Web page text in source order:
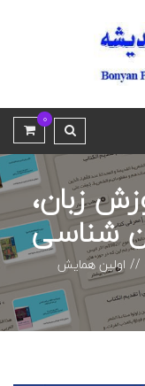
0
زبان،
شناسی
اولین همایش